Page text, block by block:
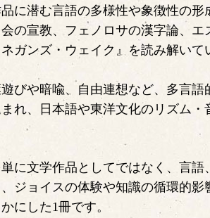
に潜む言語の多様性や象徴性の形
の宣教、フェノロサの漢字論、エ
ガンズ・ウェイク』を読み解いて
びや暗喩、自由連想など、多言語
れ、日本語や東洋文化のリズム・
に文学作品としてではなく、言語
ジョイスの体験や知識の循環的影
にした1冊です。